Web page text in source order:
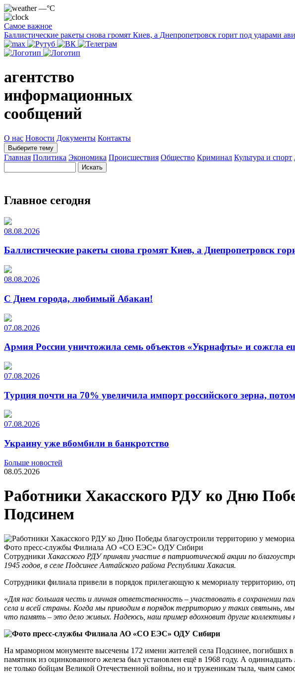
—°C
Самое важное
Баллистические ракеты снова громят Киев, а Днепропетровск горит под ударами
агентство
информационных
сообщений
О нас Новости Документы Контакты
Выберите тему
Главная Политика Экономика Происшествия Общество Криминал Культура и спорт
Главное сегодня
08.08.2026
Баллистические ракеты снова громят Киев, а Днепропетровск
08.08.2026
С Днем города, любимый Абакан!
07.08.2026
Армия России уничтожила семь объектов «Укрнафты» и сожгла
07.08.2026
Турция почти на 70% увеличила импорт российского зерна,
07.08.2026
Украину уже вбомбили в банкротство
Больше новостей
08.05.2026
Работники Хакасского РДУ ко Дню
Подсинем
Фото пресс-службы Филиала АО «СО ЕЭС» ОДУ Сибири
Сотрудники Хакасского РДУприняли участие в патриотической акции по
1945 годов, в селе Подсинее Алтайского района Республики Хакасия.
Сотрудники филиала привели в порядок прилегающую к мемориалу территорию,
«Для нас большая честь и личная ответственность – участвовать в сохранении
села и всей страны. Когда мы приводим в порядок территорию у таких святынь,
что память – это дело живых. Надеюсь, наш пример вдохновит другие коллективы
На мраморном монументе высечены 172 имени жителей села Подсинее, погибших
памятник из оцинкованного железа был установлен ещё в 1968 году. А
не только бойцам Великой Отечественной войны, но и труженикам тыла, чьим